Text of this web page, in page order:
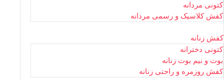
کتونی مردانه
کفش کلاسیک و رسمی مردانه
کفش زنانه
کتونی دخترانه
بوت و نیم بوت زنانه
کفش روزمره و راحتی زنانه